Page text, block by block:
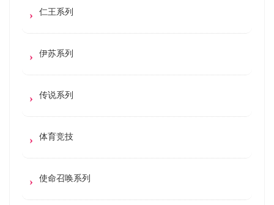
仁王系列
伊苏系列
传说系列
体育竞技
使命召唤系列